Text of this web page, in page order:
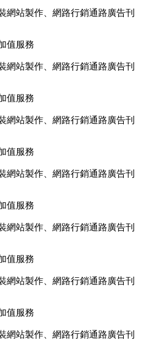
網站製作、網路行銷通路廣告刊
行社銷售，全面優惠中....
值服務
網站製作、網路行銷通路廣告刊
行社銷售，全面優惠中....
值服務
網站製作、網路行銷通路廣告刊
行社銷售，全面優惠中....
值服務
網站製作、網路行銷通路廣告刊
行社銷售，全面優惠中....
值服務
網站製作、網路行銷通路廣告刊
行社銷售，全面優惠中....
值服務
網站製作、網路行銷通路廣告刊
行社銷售，全面優惠中....
值服務
網站製作、網路行銷通路廣告刊